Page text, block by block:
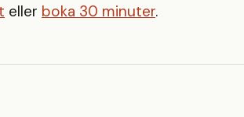
eller boka 30 minuter.